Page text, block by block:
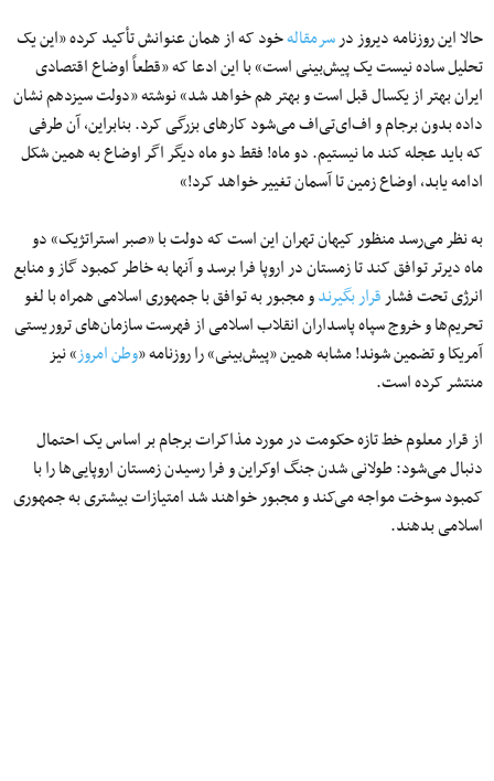
حالا این روزنامه دیروز درسرمقالهخود که از همان عنوانش تأکید کرده «این یک
تحلیل ساده نیست یک پیش‌بینی است» با این ادعا که «قطعاً اوضاع اقتصادی
ایران بهتر از یکسال قبل است و بهتر هم خواهد شد» نوشته «دولت سیزدهم نشان
داده بدون برجام و اف‌ای‌تی‌اف می‌شود کارهای بزرگی کرد. بنابراین، آن طرفی
که باید عجله کند ما نیستیم. دو ماه! فقط دو ماه دیگر اگر اوضاع به همین شکل
ادامه یابد، اوضاع زمین تا آسمان تغییر خواهد کرد!»
به نظر می‌رسد منظور کیهان تهران این است که دولت با «صبر استراتژیک» دو
ماه دیرتر توافق کند تا زمستان در اروپا فرا برسد و آنها به خاطر کمبود گاز و منابع
انرژی تحت فشارقرار بگیرندو مجبور به توافق با جمهوری اسلامی همراه با لغو
تحریم‌ها و خروج سپاه پاسداران انقلاب اسلامی از فهرست سازمان‌های تروریستی
آمریکا و تضمین شوند! مشابه همین «پیش‌بینی» را روزنامه «وطن امروز» نیز
منتشر کرده است.
از قرار معلوم خط تازه حکومت در مورد مذاکرات برجام بر اساس یک احتمال
دنبال می‌شود: طولانی شدن جنگ اوکراین و فرا رسیدن زمستان اروپایی‌ها را با
کمبود سوخت مواجه می‌کند و مجبور خواهند شد امتیازات بیشتری به جمهوری
اسلامی بدهند.